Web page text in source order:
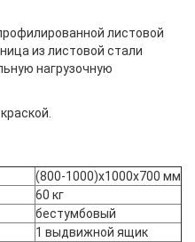
листовой
из листовой стали
нагрузочную
(800-1000)x1000x700 мм
60 кг
бестумбовый
1 выдвижной ящик